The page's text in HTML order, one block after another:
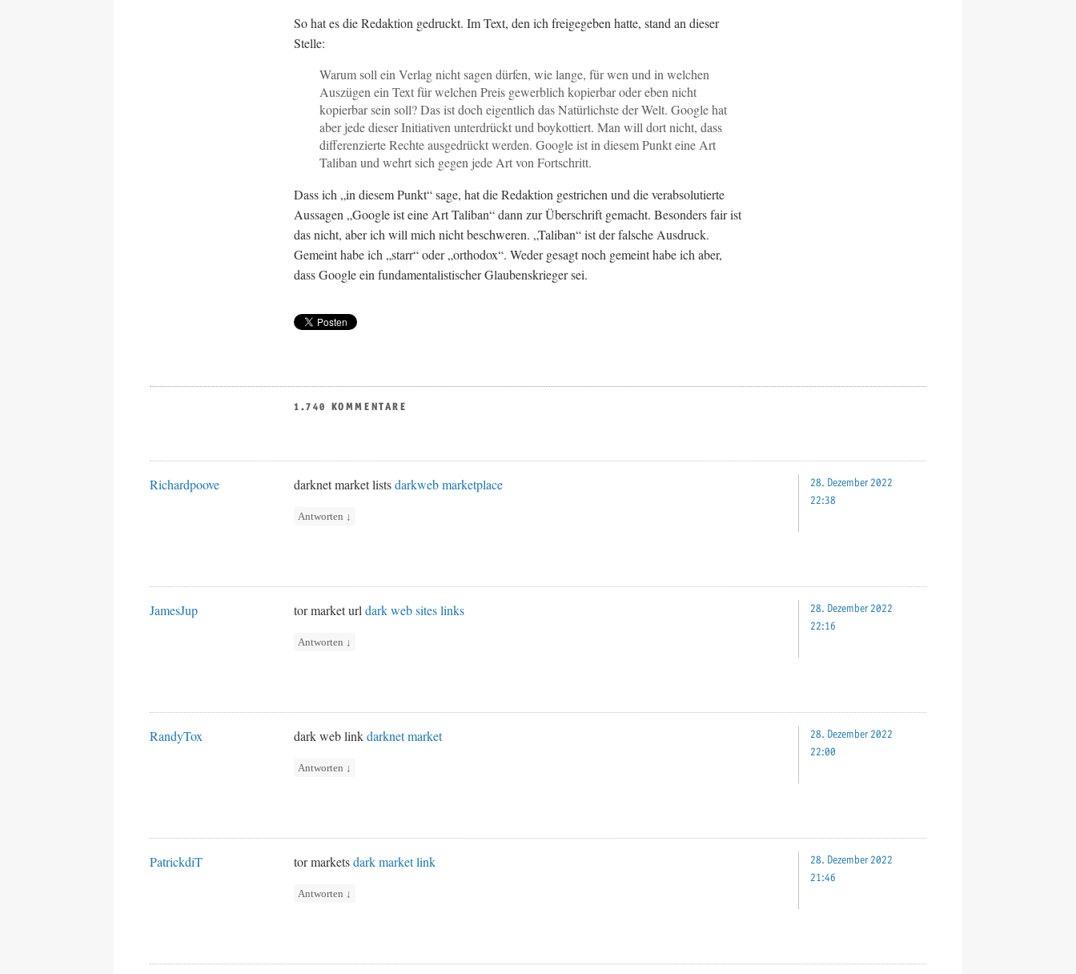
So hat es die Redaktion gedruckt. Im Text, den ich freigegeben hatte, stand an dieser
Stelle:
Warum soll ein Verlag nicht sagen dürfen, wie lange, für wen und in welchen
Auszügen ein Text für welchen Preis gewerblich kopierbar oder eben nicht
kopierbar sein soll? Das ist doch eigentlich das Natürlichste der Welt. Google hat
aber jede dieser Initiativen unterdrückt und boykottiert. Man will dort nicht, dass
differenzierte Rechte ausgedrückt werden. Google ist in diesem Punkt eine Art
Taliban und wehrt sich gegen jede Art von Fortschritt.
Dass ich „in diesem Punkt“ sage, hat die Redaktion gestrichen und die verabsolutierte
Aussagen „Google ist eine Art Taliban“ dann zur Überschrift gemacht. Besonders fair ist
das nicht, aber ich will mich nicht beschweren. „Taliban“ ist der falsche Ausdruck.
Gemeint habe ich „starr“ oder „orthodox“. Weder gesagt noch gemeint habe ich aber,
dass Google ein fundamentalistischer Glaubenskrieger sei.
1.740 KOMMENTARE
Richardpoove darknet market listsdarkweb marketplace
Antworten ↓
28. Dezember 2022
22:38
JamesJup tor market urldark web sites links
Antworten ↓
28. Dezember 2022
22:16
RandyTox dark web linkdarknet market
Antworten ↓
28. Dezember 2022
22:00
PatrickdiT tor marketsdark market link
Antworten ↓
28. Dezember 2022
21:46